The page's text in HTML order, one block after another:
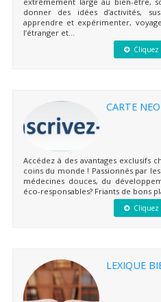
donner des idées d’activités,
apprendre et expérimenter,
l’étranger et...
Cliquez
CARTE
Accédez à des avantages exclusifs
coins du monde ! Passionnés par
médecines douces, du
éco-responsables? Friants de bons
Cliquez
LEXIQUE